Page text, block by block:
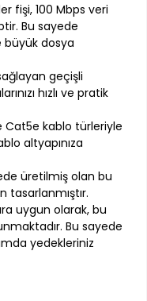
fişi, 100 Mbps veri
Bu sayede
büyük dosya
geçişli
hızlı ve pratik
Cat5e kablo türleriyle
altyapınıza
üretilmiş olan bu
tasarlanmıştır.
uygun olarak, bu
Bu sayede
yedekleriniz